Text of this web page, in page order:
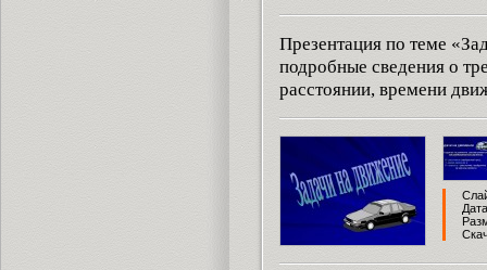
Презентация по теме
подробные сведения о
расстоянии, времени